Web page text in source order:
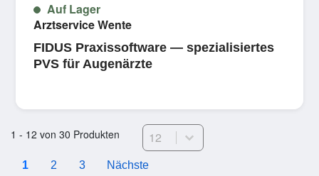
Auf Lager
Arztservice Wente
FIDUS Praxissoftware — spezialisiertes
PVS für Augenärzte
1 - 12 von 30 Produkten Select number per page
1 2 3 Nächste